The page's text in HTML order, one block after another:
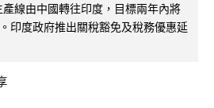
線由中國轉往印度，目標兩年內將
印度政府推出關稅豁免及稅務優惠延